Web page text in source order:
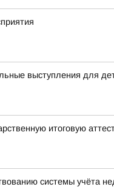
выступления для
итоговую
системы учёта